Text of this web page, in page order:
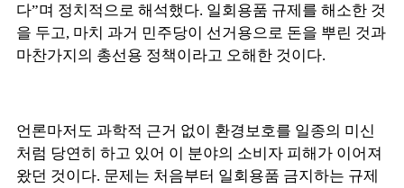
다”며 정치적으로 해석했다. 일회용품 규제를 해소한 것
을 두고, 마치 과거 민주당이 선거용으로 돈을 뿌린 것과
마찬가지의 총선용 정책이라고 오해한 것이다.
언론마저도 과학적 근거 없이 환경보호를 일종의 미신
처럼 당연히 하고 있어 이 분야의 소비자 피해가 이어져
왔던 것이다. 문제는 처음부터 일회용품 금지하는 규제